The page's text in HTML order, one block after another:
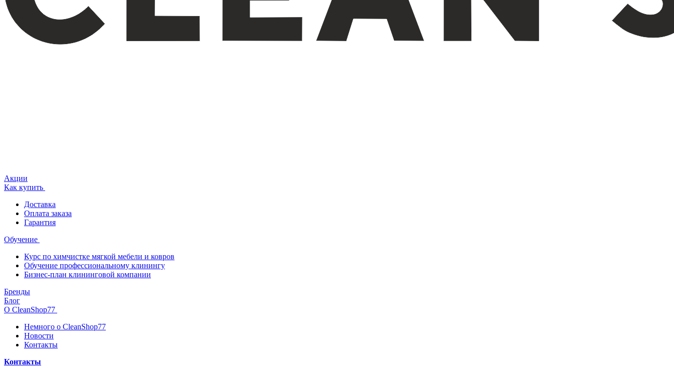
Акции
Как купить
Доставка
Оплата заказа
Гарантия
Обучение
Курс по химчистке мягкой мебели и ковров
Обучение профессиональному клинингу
Бизнес-план клининговой компании
Бренды
Блог
О CleanShop77
Немного о CleanShop77
Новости
Контакты
Контакты